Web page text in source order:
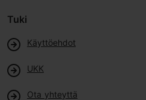
Tuki
Käyttöehdot
UKK
Ota yhteyttä